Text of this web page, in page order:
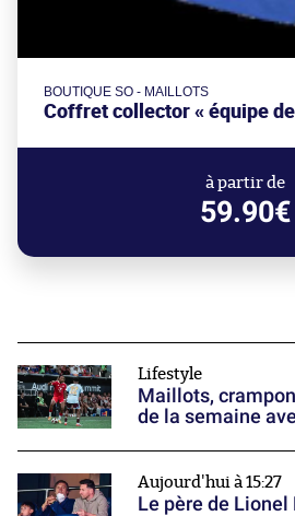
BOUTIQUE SO - MAILLOTS
Coffret collector « équipe
à partir de
59.90€
Lifestyle
Maillots,
de la semaine
Aujourd'hui à 15:27
Le père de